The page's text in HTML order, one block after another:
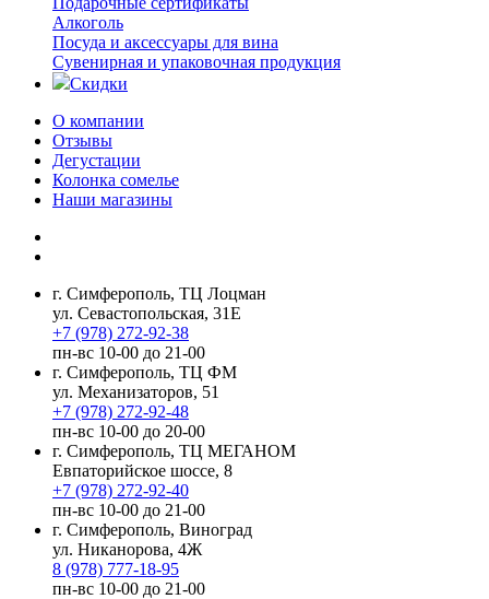
Алкоголь
Посуда и аксессуары для вина
Сувенирная и упаковочная продукция
Скидки
О компании
Отзывы
Дегустации
Колонка сомелье
Наши магазины
г. Симферополь, ТЦ Лоцман
ул. Севастопольская, 31Е
+7 (978) 272-92-38
пн-вс 10-00 до 21-00
г. Симферополь, ТЦ ФМ
ул. Механизаторов, 51
+7 (978) 272-92-48
пн-вс 10-00 до 20-00
г. Симферополь, ТЦ МЕГАНОМ
Евпаторийское шоссе, 8
+7 (978) 272-92-40
пн-вс 10-00 до 21-00
г. Симферополь, Виноград
ул. Никанорова, 4Ж
8 (978) 777-18-95
пн-вс 10-00 до 21-00